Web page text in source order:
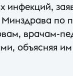
инфекций,
по
врачам-
объясняя